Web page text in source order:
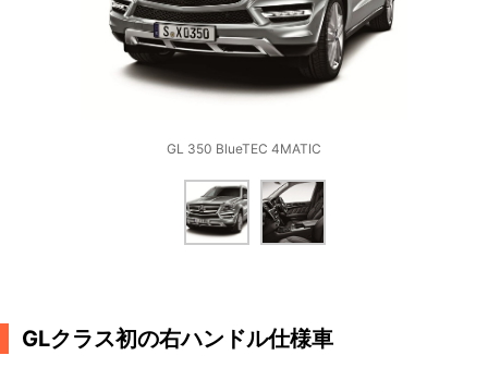
GL 350 BlueTEC 4MATIC
GLクラス初の右ハンドル仕様車